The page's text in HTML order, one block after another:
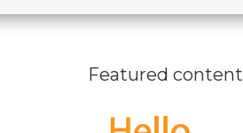
Featured content